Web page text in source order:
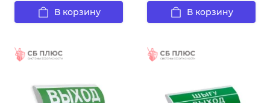
В корзину В корзину